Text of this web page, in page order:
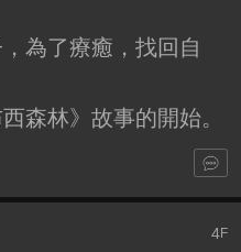
為了療癒，找回自
森林》故事的開始。
4F